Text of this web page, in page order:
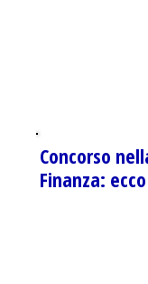
Concorso
Finanza: